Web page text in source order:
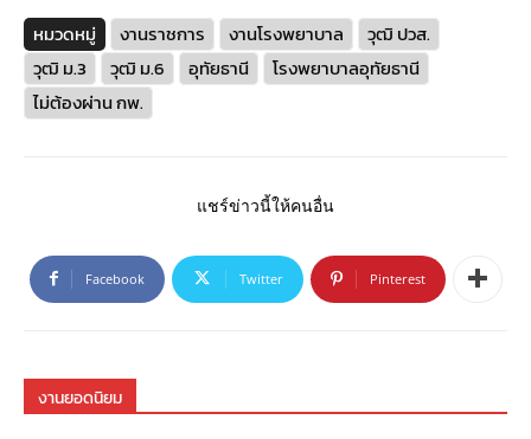
หมวดหมู่ งานราชการ งานโรงพยาบาล
วุฒิ ปวส.
วุฒิ ม.3
วุฒิ ม.6 อุทัยธานี
โรงพยาบาลอุทัยธานี
ไม่ต้องผ่าน กพ.
แชร์ข่าวนี้ให้คนอื่น
Facebook Twitter Pinterest
งานยอดนิยม